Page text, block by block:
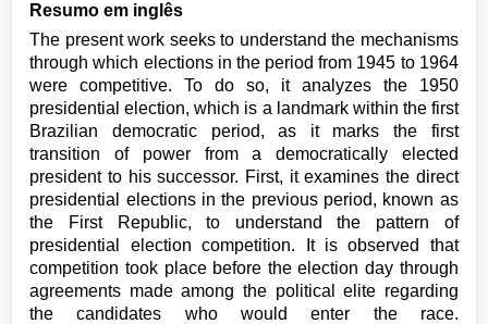
Resumo em inglês
The present work seeks to understand the mechanisms
through which elections in the period from 1945 to 1964
were competitive. To do so, it analyzes the 1950
presidential election, which is a landmark within the first
Brazilian democratic period, as it marks the first
transition of power from a democratically elected
president to his successor. First, it examines the direct
presidential elections in the previous period, known as
the First Republic, to understand the pattern of
presidential election competition. It is observed that
competition took place before the election day through
agreements made among the political elite regarding
the candidates who would enter the race.